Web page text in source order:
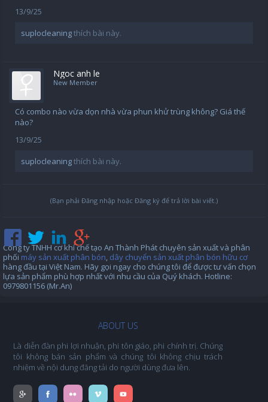
13/9/25
suplocleaningthích bài này.
Ngoc anh le
New Member
Có combo nào vừa dọn nhà vừa phun khử trùng không? Giá thế
nào?
13/9/25
suplocleaningthích bài này.
(Bạn phải Đăng nhập hoặc Đăng ký để trả lời bài viết.)
Công ty TNHH cơ khí chế tạo An Thành Phát chuyên sản xuất và phân
phối máy sản xuất phân bón, dây chuyển sản xuất phân bón hữu cơ
hàng đầu tại Việt Nam. Hãy gọi ngay cho chúng tôi để được tư vấn chọn
lựa sản phẩm phù hợp nhất với nhu cầu của Quý khách. Hotline:
0979801156 (Mr.An)
ABOUT US
Là diễn đàn phi lợi nhuận, phi tôn giáo, phi chính trị. Chúng
tôi không bán sản phẩm và chúng tôi không chịu trách
nhiệm về nội dung đăng tải do người dùng đưa lên.